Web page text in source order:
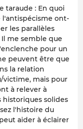
taraude : En quoi
l'antispécisme ont-
les parallèles
me semble que
pour un
peuvent être que
la relation
victime, mais pour
à relever à
solides
l'histoire du
aider à éclairer